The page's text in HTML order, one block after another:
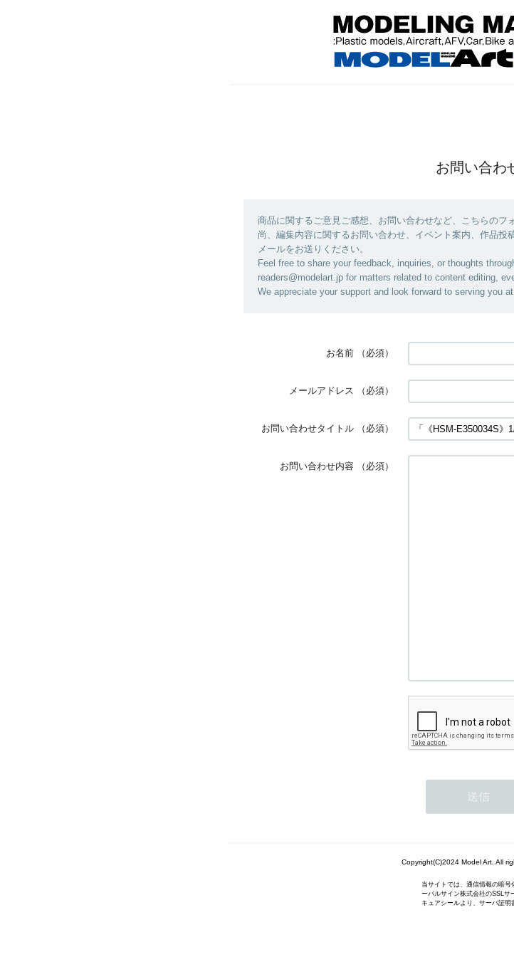
お問い合わ
商品に関するご意見ご感想、お問い合わせなど、こちらのフ
尚、編集内容に関するお問い合わせ、イベント案内、作品投
メールをお送りください。
Feel free to share your feedback, inquiries, or thoughts
readers@modelart.jp for matters related to content editing,
We appreciate your support and look forward to serving you
お名前 （必須）
メールアドレス （必須）
お問い合わせタイトル （必須）
お問い合わせ内容 （必須）
Copyright(C)2024 Model Art. All
当サイトでは、通信情報の暗
ーバルサイン株式会社のSSLサ
キュアシールより、サーバ証明